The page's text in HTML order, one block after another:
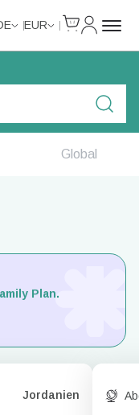
EUR
Global
Plan.
Jordanien